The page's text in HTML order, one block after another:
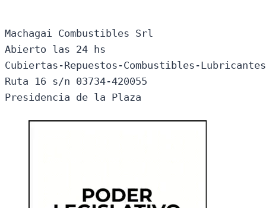
Machagai Combustibles Srl
Abierto las 24 hs
Cubiertas-Repuestos-Combustibles-
Ruta 16 s/n 03734-420055
Presidencia de la Plaza